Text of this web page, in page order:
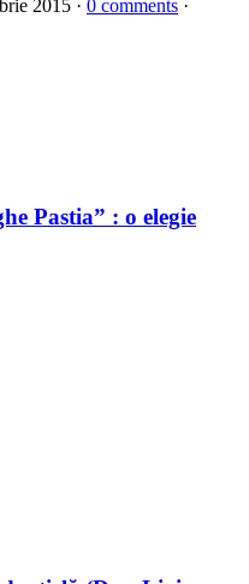
2015 · 0 comments ·
Pastia” : o elegie